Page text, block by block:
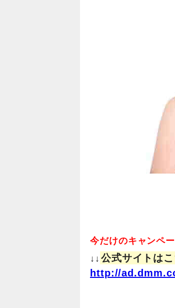
今だけのキャンペー
↓↓ 公式サイトは
http://